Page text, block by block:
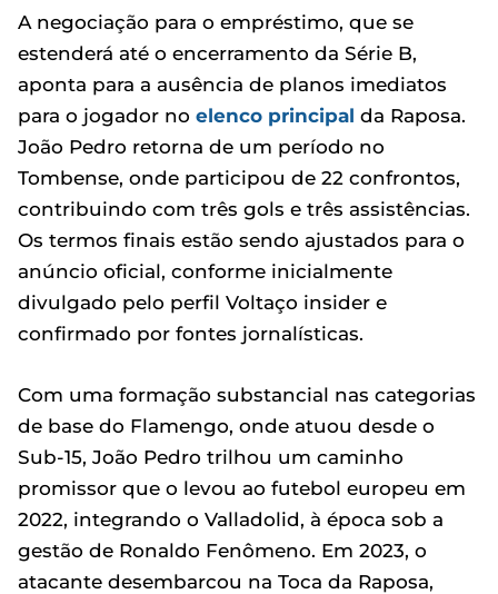
A negociação para o empréstimo, que se
estenderá até o encerramento da Série B,
aponta para a ausência de planos imediatos
para o jogador no elenco principal da Raposa.
João Pedro retorna de um período no
Tombense, onde participou de 22 confrontos,
contribuindo com três gols e três assistências.
Os termos finais estão sendo ajustados para o
anúncio oficial, conforme inicialmente
divulgado pelo perfil Voltaço insider e
confirmado por fontes jornalísticas.
Com uma formação substancial nas categorias
de base do Flamengo, onde atuou desde o
Sub-15, João Pedro trilhou um caminho
promissor que o levou ao futebol europeu em
2022, integrando o Valladolid, à época sob a
gestão de Ronaldo Fenômeno. Em 2023, o
atacante desembarcou na Toca da Raposa,